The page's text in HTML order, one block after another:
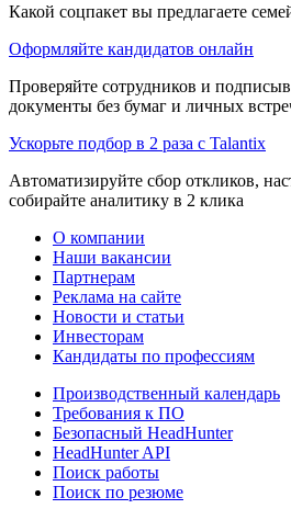
Какой соцпакет вы предлагаете
Оформляйте кандидатов онлайн
Проверяйте сотрудников и
документы без бумаг и личных
Ускорьте подбор в 2 раза с Talantix
Автоматизируйте сбор откликов,
собирайте аналитику в 2 клика
О компании
Наши вакансии
Партнерам
Реклама на сайте
Новости и статьи
Инвесторам
Кандидаты по профессиям
Производственный календарь
Требования к ПО
Безопасный HeadHunter
HeadHunter API
Поиск работы
Поиск по резюме